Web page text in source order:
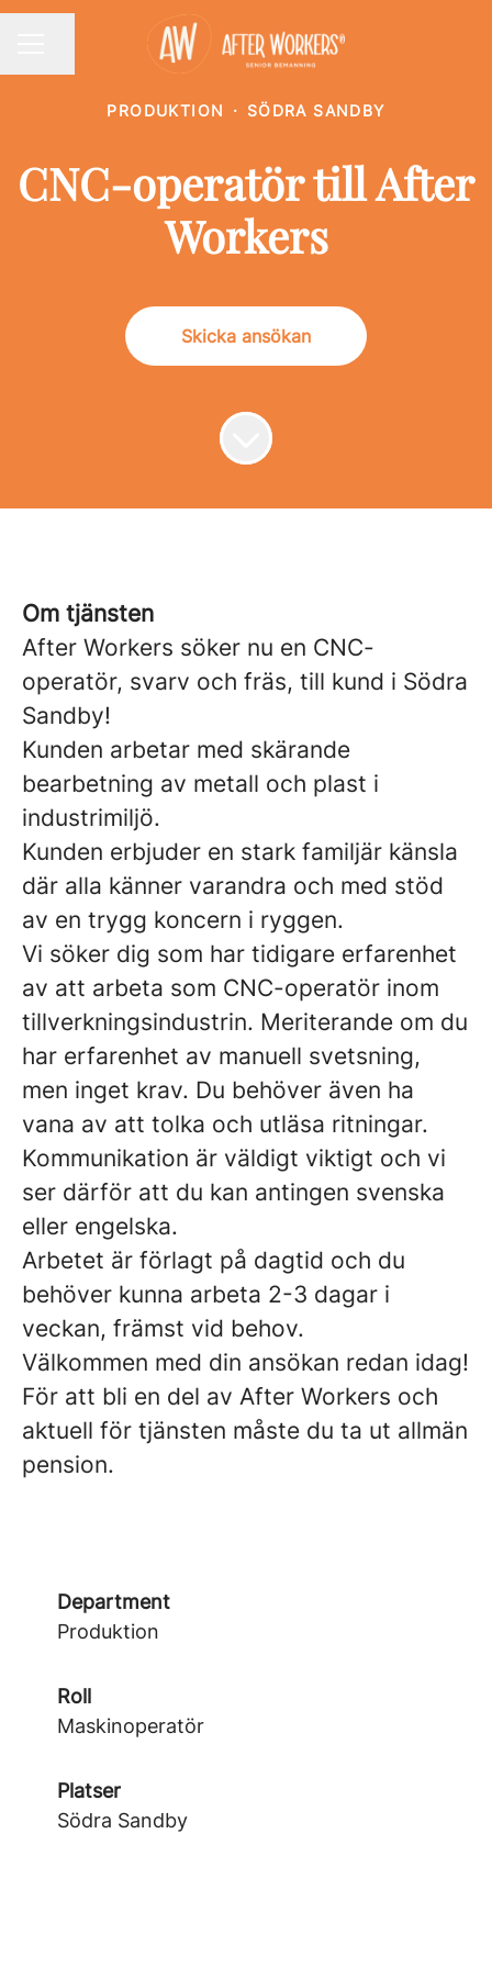
PRODUKTION · SÖDRA SANDBY
CNC-operatör till After
Workers
Skicka ansökan
Om tjänsten
After Workers söker nu en CNC-
operatör, svarv och fräs, till kund i Södra
Sandby!
Kunden arbetar med skärande
bearbetning av metall och plast i
industrimiljö.
Kunden erbjuder en stark familjär känsla
där alla känner varandra och med stöd
av en trygg koncern i ryggen.
Vi söker dig som har tidigare erfarenhet
av att arbeta som CNC-operatör inom
tillverkningsindustrin. Meriterande om du
har erfarenhet av manuell svetsning,
men inget krav. Du behöver även ha
vana av att tolka och utläsa ritningar.
Kommunikation är väldigt viktigt och vi
ser därför att du kan antingen svenska
eller engelska.
Arbetet är förlagt på dagtid och du
behöver kunna arbeta 2-3 dagar i
veckan, främst vid behov.
Välkommen med din ansökan redan idag!
För att bli en del av After Workers och
aktuell för tjänsten måste du ta ut allmän
pension.
Department
Produktion
Roll
Maskinoperatör
Platser
Södra Sandby